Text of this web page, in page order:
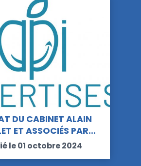
DU CABINET ALAIN
ET ASSOCIÉS PAR…
le 01 octobre 2024